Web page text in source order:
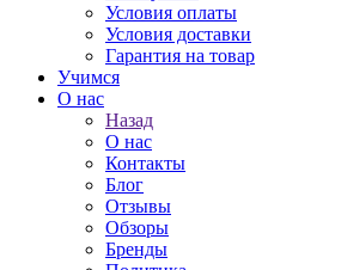
Условия оплаты
Условия доставки
Гарантия на товар
Учимся
О нас
Назад
О нас
Контакты
Блог
Отзывы
Обзоры
Бренды